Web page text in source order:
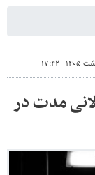
مدت در